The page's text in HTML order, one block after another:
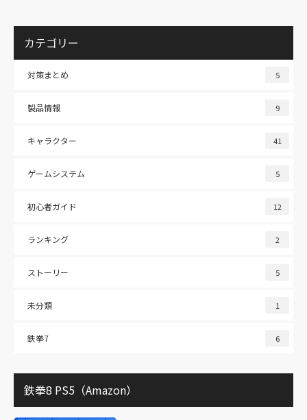
カテゴリー
対策まとめ 5
製品情報 9
キャラクター 41
ゲームシステム 5
初心者ガイド 12
ランキング 2
ストーリー 5
未分類 1
鉄拳7 6
鉄拳8 PS5（Amazon）